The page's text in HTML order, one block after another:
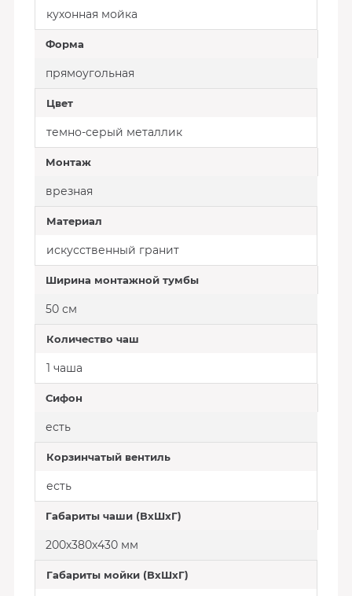
кухонная мойка
Форма
прямоугольная
Цвет
темно-серый металлик
Монтаж
врезная
Материал
искусственный гранит
Ширина монтажной тумбы
50 см
Количество чаш
1 чаша
Сифон
есть
Корзинчатый вентиль
есть
Габариты чаши (ВхШхГ)
200х380х430 мм
Габариты мойки (ВхШхГ)